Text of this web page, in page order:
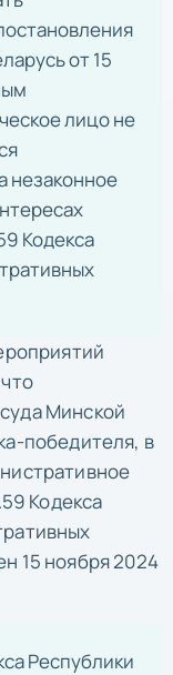
от 15
лицо не
незаконное
Кодекса
Минской
победителя, в
Кодекса
15 ноября 2024
Республики